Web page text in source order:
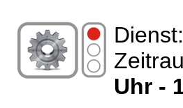
Uhr -